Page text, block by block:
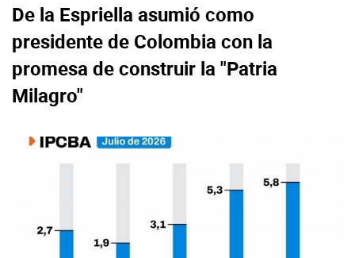
De la Espriella asumió como
presidente de Colombia con la
promesa de construir la "Patria
Milagro"